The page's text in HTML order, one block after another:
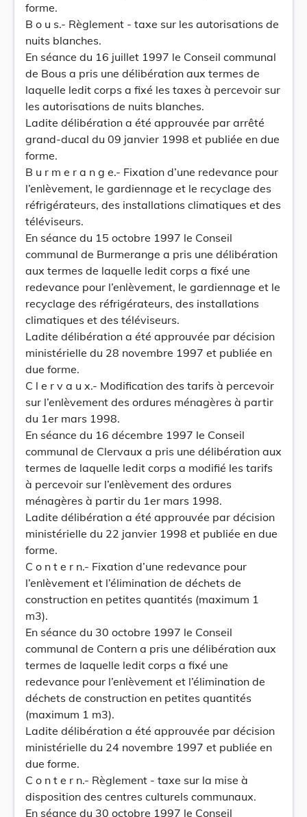
forme.
B o u s.- Règlement - taxe sur les autorisations de
nuits blanches.
En séance du 16 juillet 1997 le Conseil communal
de Bous a pris une délibération aux termes de
laquelle ledit corps a fixé les taxes à percevoir sur
les autorisations de nuits blanches.
Ladite délibération a été approuvée par arrêté
grand-ducal du 09 janvier 1998 et publiée en due
forme.
B u r m e r a n g e.- Fixation d’une redevance pour
l’enlèvement, le gardiennage et le recyclage des
réfrigérateurs, des installations climatiques et des
téléviseurs.
En séance du 15 octobre 1997 le Conseil
communal de Burmerange a pris une délibération
aux termes de laquelle ledit corps a fixé une
redevance pour l’enlèvement, le gardiennage et le
recyclage des réfrigérateurs, des installations
climatiques et des téléviseurs.
Ladite délibération a été approuvée par décision
ministérielle du 28 novembre 1997 et publiée en
due forme.
C l e r v a u x.- Modification des tarifs à percevoir
sur l’enlèvement des ordures ménagères à partir
du 1er mars 1998.
En séance du 16 décembre 1997 le Conseil
communal de Clervaux a pris une délibération aux
termes de laquelle ledit corps a modifié les tarifs
à percevoir sur l’enlèvement des ordures
ménagères à partir du 1er mars 1998.
Ladite délibération a été approuvée par décision
ministérielle du 22 janvier 1998 et publiée en due
forme.
C o n t e r n.- Fixation d’une redevance pour
l’enlèvement et l’élimination de déchets de
construction en petites quantités (maximum 1
m3).
En séance du 30 octobre 1997 le Conseil
communal de Contern a pris une délibération aux
termes de laquelle ledit corps a fixé une
redevance pour l’enlèvement et l’élimination de
déchets de construction en petites quantités
(maximum 1 m3).
Ladite délibération a été approuvée par décision
ministérielle du 24 novembre 1997 et publiée en
due forme.
C o n t e r n.- Règlement - taxe sur la mise à
disposition des centres culturels communaux.
En séance du 30 octobre 1997 le Conseil